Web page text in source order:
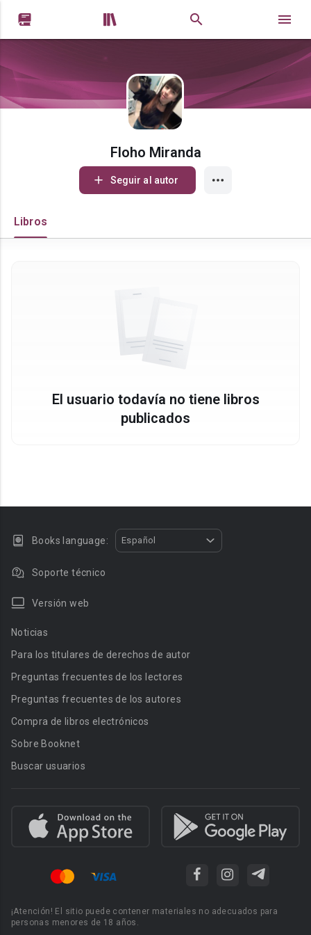
 
Floho Miranda
Seguir al autor
Libros
El usuario todavía no tiene libros
publicados
Books language: Español
Soporte técnico
Versión web
Noticias
Para los titulares de derechos de autor
Preguntas frecuentes de los lectores
Preguntas frecuentes de los autores
Compra de libros electrónicos
Sobre Booknet
Buscar usuarios
¡Atención! El sitio puede contener materiales no adecuados para
personas menores de 18 años.